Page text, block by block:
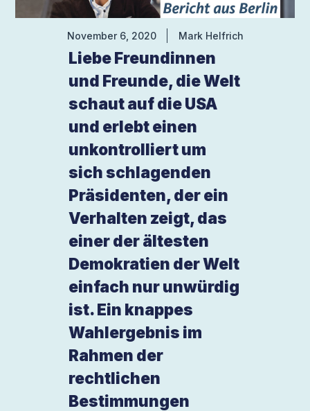
November 6, 2020 Mark Helfrich
Liebe Freundinnen
und Freunde, die Welt
schaut auf die USA
und erlebt einen
unkontrolliert um
sich schlagenden
Präsidenten, der ein
Verhalten zeigt, das
einer der ältesten
Demokratien der Welt
einfach nur unwürdig
ist. Ein knappes
Wahlergebnis im
Rahmen der
rechtlichen
Bestimmungen